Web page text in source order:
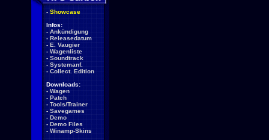
- Showcase
Infos:
- Ankündigung
- Releasedatum
- E. Vaugier
- Wagenliste
- Soundtrack
- Systemanf.
- Collect. Edition
Downloads:
- Wagen
- Patch
- Tools/Trainer
- Savegames
- Demo
- Demo Files
- Winamp-Skins